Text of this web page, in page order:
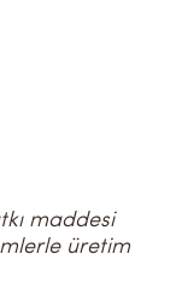
maddesi
üretim